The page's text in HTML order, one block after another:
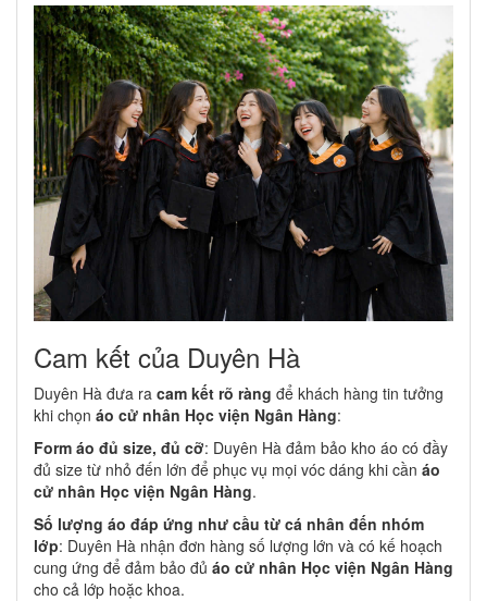
Cam kết của Duyên Hà
Duyên Hà đưa ra cam kết rõ ràng để khách hàng tin tưởng
khi chọn áo cử nhân Học viện Ngân Hàng:
Form áo đủ size, đủ cỡ: Duyên Hà đảm bảo kho áo có đầy
đủ size từ nhỏ đến lớn để phục vụ mọi vóc dáng khi cần áo
cử nhân Học viện Ngân Hàng.
Số lượng áo đáp ứng như cầu từ cá nhân đến nhóm
lớp: Duyên Hà nhận đơn hàng số lượng lớn và có kế hoạch
cung ứng để đảm bảo đủ áo cử nhân Học viện Ngân Hàng
cho cả lớp hoặc khoa.